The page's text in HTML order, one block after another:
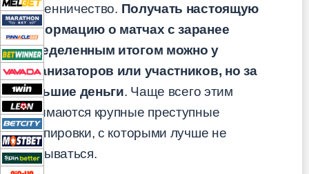
мошенничество. Получать настоящую
информацию о матчах с заранее
определенным итогом можно у
организаторов или участников, но за
большие деньги. Чаще всего этим
занимаются крупные преступные
группировки, с которыми лучше не
связываться.